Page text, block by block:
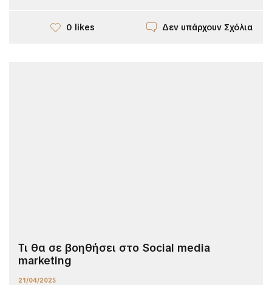
0 likes Δεν υπάρχουν Σχόλια
Τι θα σε βοηθήσει στο Social media
marketing
21/04/2025